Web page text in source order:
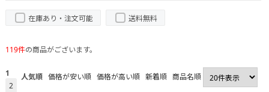
在庫あり・注文可能 送料無料
119件の商品がございます。
人気順 価格が安い順 価格が高い順 新着順 商品名順
1
2